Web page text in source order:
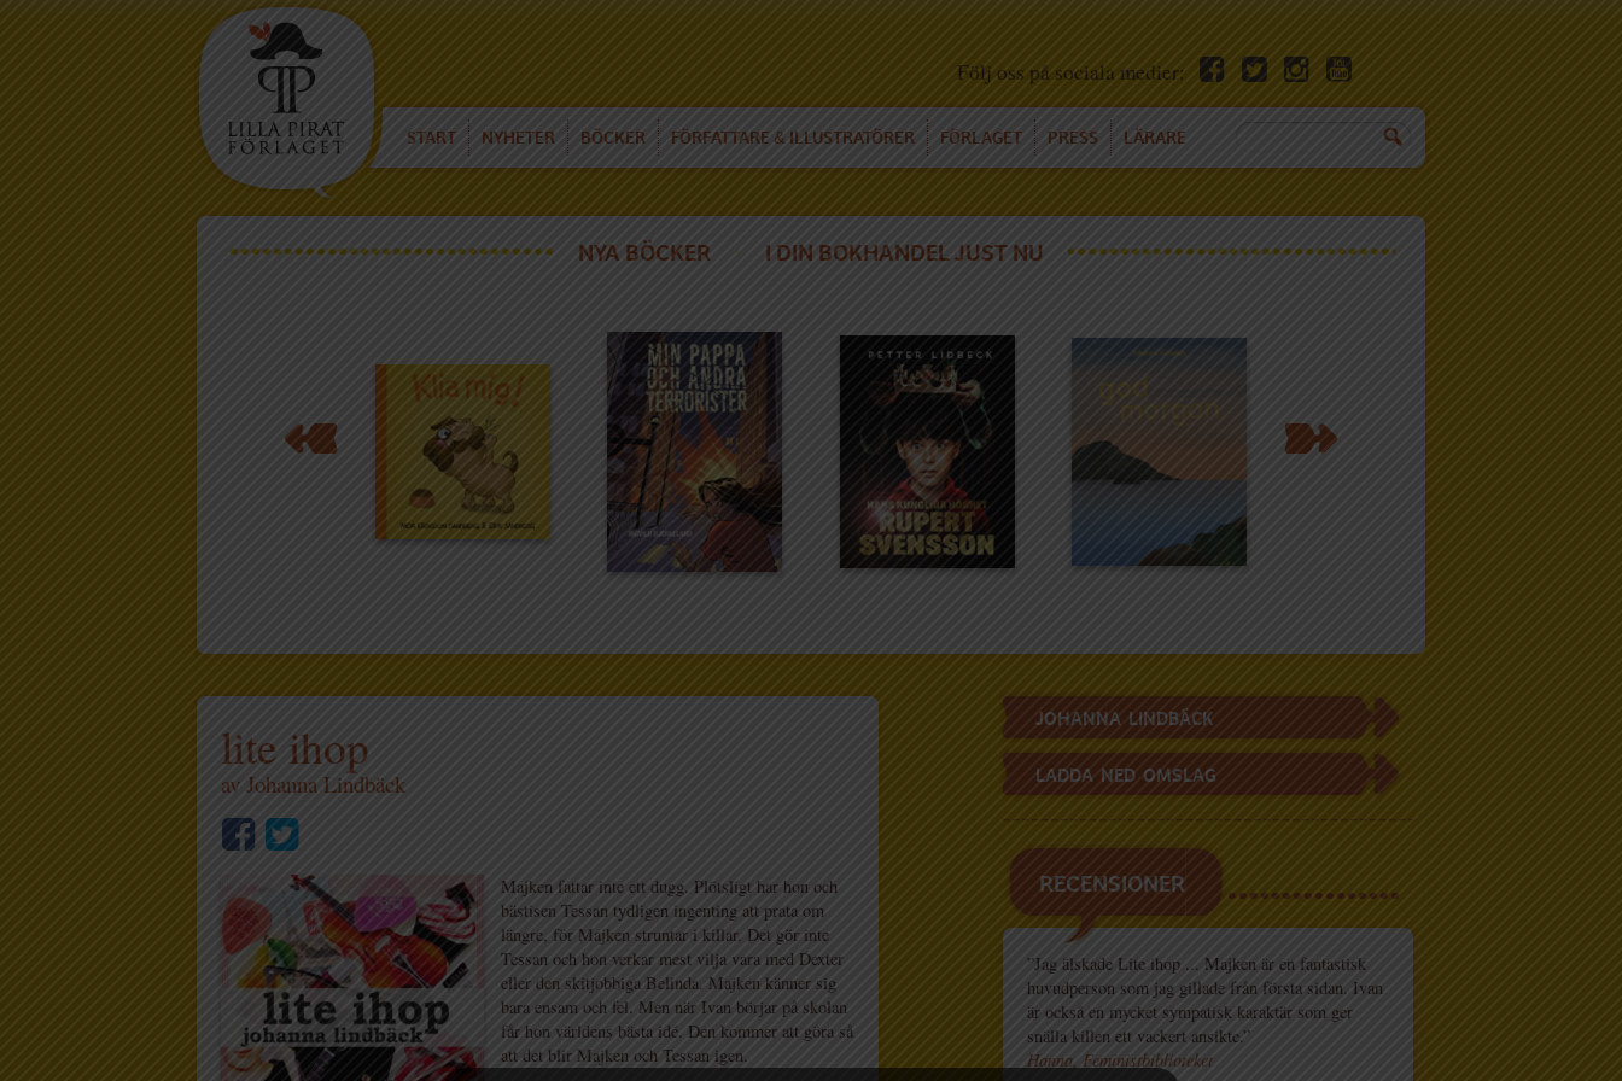
Följ oss på sociala medier:
START NYHETER BÖCKER FÖRFATTARE & ILLUSTRATÖRER FÖRLAGET PRESS LÄRARE
NYA BÖCKER I DIN BOKHANDEL JUST NU
lite ihop
av Johanna Lindbäck
Majken fattar inte ett dugg. Plötsligt har hon och
bästisen Tessan tydligen ingenting att prata om
längre, för Majken struntar i killar. Det gör inte
Tessan och hon verkar mest vilja vara med Dexter
eller den skitjobbiga Belinda. Majken känner sig
bara ensam och fel. Men när Ivan börjar på skolan
får hon världens bästa idé. Den kommer att göra så
att det blir Majken och Tessan igen.
JOHANNA LINDBÄCK
LADDA NED OMSLAG
RECENSIONER
”Jag älskade Lite ihop ... Majken är en fantastisk
huvudperson som jag gillade från första sidan. Ivan
är också en mycket sympatisk karaktär som ger
snälla killen ett vackert ansikte.”
Hanna, Feministbiblioteket